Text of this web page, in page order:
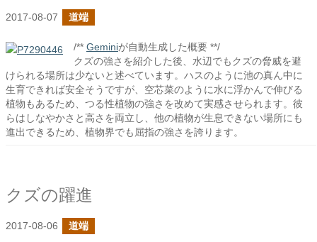
2017-08-07 道端
/** Geminiが自動生成した概要 **/
クズの強さを紹介した後、水辺でもクズの脅威を避
けられる場所は少ないと述べています。ハスのように池の真ん中に
生育できれば安全そうですが、空芯菜のように水に浮かんで伸びる
植物もあるため、つる性植物の強さを改めて実感させられます。彼
らはしなやかさと高さを両立し、他の植物が生息できない場所にも
進出できるため、植物界でも屈指の強さを誇ります。
クズの躍進
2017-08-06 道端